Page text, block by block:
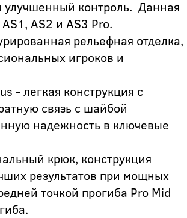
улучшенный контроль. Данная
AS2 и AS3 Pro.
рельефная отделка,
игроков и
- легкая конструкция с
связь с шайбой
надежность в ключевые
крюк, конструкция
результатов при мощных
точкой прогиба Pro Mid